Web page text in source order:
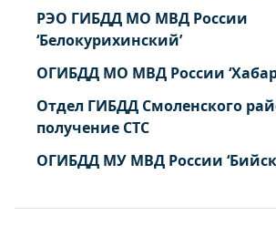
РЭО ГИБДД МО МВД России
‘Белокурихинский’
ОГИБДД МО МВД России
Отдел ГИБДД Смоленского
получение СТС
ОГИБДД МУ МВД России